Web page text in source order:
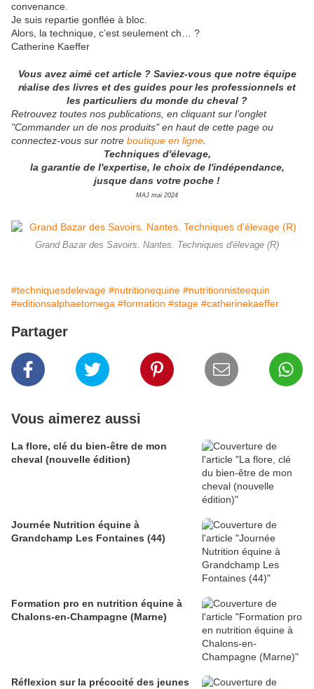
convenance.
Je suis repartie gonflée à bloc.
Alors, la technique, c’est seulement ch… ?
Catherine Kaeffer
Vous avez aimé cet article ? Saviez-vous que notre équipe
réalise des livres et des guides pour les professionnels et
les particuliers du monde du cheval ?
Retrouvez toutes nos publications, en cliquant sur l’onglet
"Commander un de nos produits" en haut de cette page ou
connectez-vous sur notre boutique en ligne
Techniques d'élevage,
la garantie de l'expertise, le choix de l'indépendance,
jusque dans votre poche !
MAJ mai 2024
Grand Bazar des Savoirs. Nantes. Techniques d'élevage (R)
#techniquesdelevage #nutritionequine #nutritionnisteequin
#editionsalphaetomega #formation #stage #catherinekaeffer
Partager
Vous aimerez aussi
La flore, clé du bien-être de mon
cheval (nouvelle édition)
Journée Nutrition équine à
Grandchamp Les Fontaines (44)
Formation pro en nutrition équine à
Chalons-en-Champagne (Marne)
Réflexion sur la précocité des jeunes